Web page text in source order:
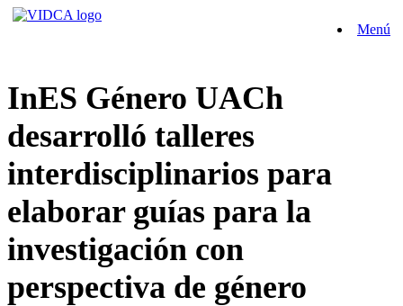
Saltar
Menú
InES Género UACh
desarrolló talleres
interdisciplinarios para
elaborar guías para la
investigación con
perspectiva de género